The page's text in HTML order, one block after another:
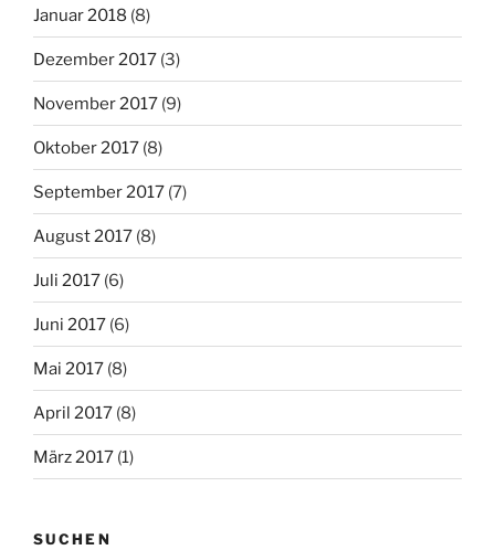
Januar 2018 (8)
Dezember 2017 (3)
November 2017 (9)
Oktober 2017 (8)
September 2017 (7)
August 2017 (8)
Juli 2017 (6)
Juni 2017 (6)
Mai 2017 (8)
April 2017 (8)
März 2017 (1)
SUCHEN